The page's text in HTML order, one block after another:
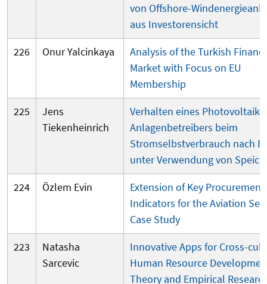
von Offshore-
aus Investorensicht
226
Onur Yalcinkaya
Analysis of the Turkish
Market with Focus on EU
Membership
225
Jens
Tiekenheinrich
Verhalten eines Photovoltaik-
Anlagenbetreibers beim
Stromselbstverbrauch nach
unter Verwendung von
224
Özlem Evin
Extension of Key Procurement
Indicators for the Aviation
Case Study
223
Natasha
Sarcevic
Innovative Apps for Cross-
Human Resource
Theory and Empirical